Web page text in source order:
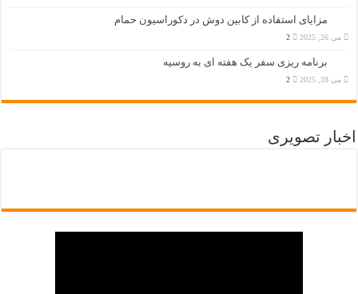
مزایای استفاده از کابین دوش در دکوراسیون حمام
می 26, 2025 2
برنامه ریزی سفر یک هفته ای به روسیه
می 28, 2025 2
اخبار تصویری